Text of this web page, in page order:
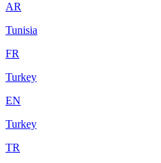
AR
Tunisia
FR
Turkey
EN
Turkey
TR